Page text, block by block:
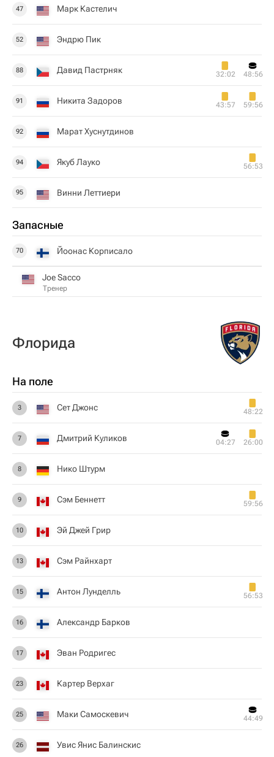
47 Марк Кастелич
52 Эндрю Пик
88 Давид Пастрняк 32:02 48:56
91 Никита Задоров 43:57 59:56
92 Марат Хуснутдинов
94 Якуб Лауко 56:53
95 Винни Леттиери
Запасные
70 Йоонас Корписало
Joe Sacco
Тренер
Флорида
На поле
3 Сет Джонс 48:22
7 Дмитрий Куликов 04:27 26:00
8 Нико Штурм
9 Сэм Беннетт 59:56
10 Эй Джей Грир
13 Сэм Райнхарт
15 Антон Лунделль 56:53
16 Александр Барков
17 Эван Родригес
23 Картер Верхаг
25 Маки Самоскевич 44:49
26 Увис Янис Балинскис